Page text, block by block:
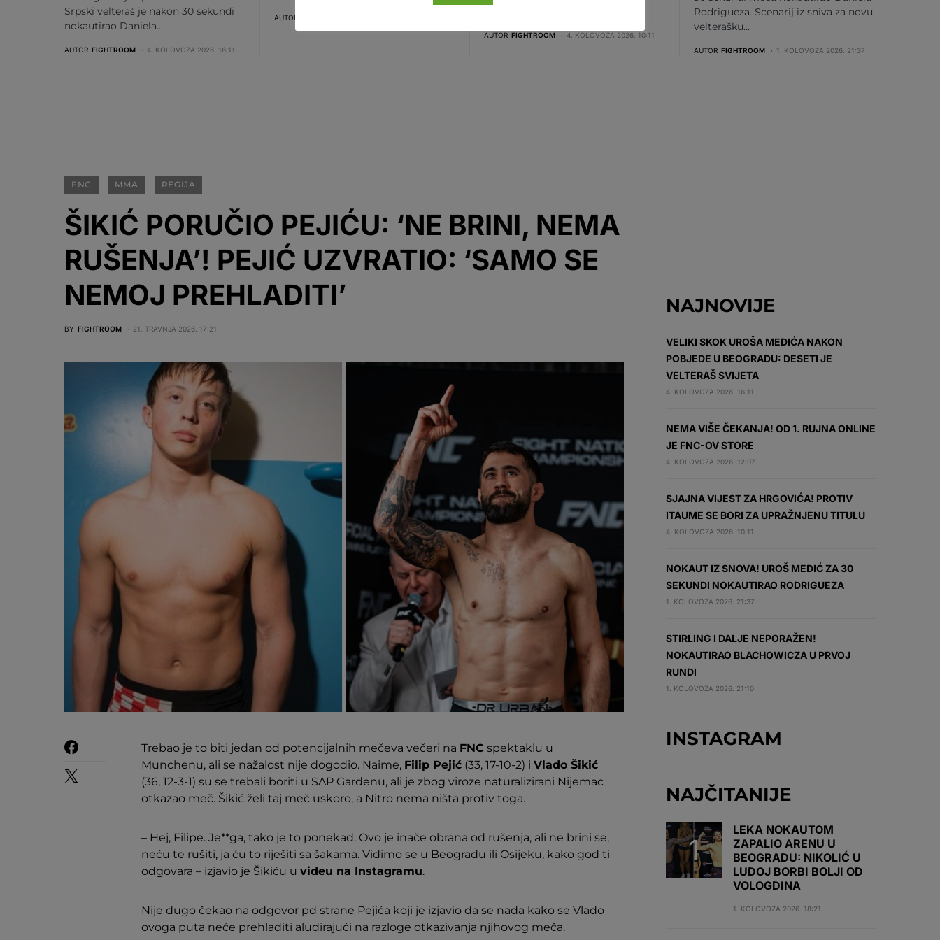
Srpski velteraš je nakon 30 sekundi
nokautirao Daniela…
AUTOR FIGHTROOM 4. KOLOVOZA 2026. 16:11
AUTOR
AUTOR FIGHTROOM 4. KOLOVOZA 2026. 10:11
Rodrigueza. Scenarij iz sniva za novu
velterašku…
AUTOR FIGHTROOM 1. KOLOVOZA 2026. 21:37
FNC MMA REGIJA
ŠIKIĆ PORUČIO PEJIĆU: ‘NE BRINI, NEMA
RUŠENJA’! PEJIĆ UZVRATIO: ‘SAMO SE
NEMOJ PREHLADITI’
BY FIGHTROOM 21. TRAVNJA 2026. 17:21
Trebao je to biti jedan od potencijalnih mečeva večeri na FNC spektaklu u
Munchenu, ali se nažalost nije dogodio. Naime, Filip Pejić (33, 17-10-2) i Vlado Šikić
(36, 12-3-1) su se trebali boriti u SAP Gardenu, ali je zbog viroze naturalizirani Nijemac
otkazao meč. Šikić želi taj meč uskoro, a Nitro nema ništa protiv toga.
– Hej, Filipe. Je**ga, tako je to ponekad. Ovo je inače obrana od rušenja, ali ne brini se,
neću te rušiti, ja ću to riješiti sa šakama. Vidimo se u Beogradu ili Osijeku, kako god ti
odgovara – izjavio je Šikiću u videu na Instagramu.
Nije dugo čekao na odgovor pd strane Pejića koji je izjavio da se nada kako se Vlado
ovoga puta neće prehladiti aludirajući na razloge otkazivanja njihovog meča.
NAJNOVIJE
VELIKI SKOK UROŠA MEDIĆA NAKON
POBJEDE U BEOGRADU: DESETI JE
VELTERAŠ SVIJETA
4. KOLOVOZA 2026. 16:11
NEMA VIŠE ČEKANJA! OD 1. RUJNA ONLINE
JE FNC-OV STORE
4. KOLOVOZA 2026. 12:07
SJAJNA VIJEST ZA HRGOVIĆA! PROTIV
ITAUME SE BORI ZA UPRAŽNJENU TITULU
4. KOLOVOZA 2026. 10:11
NOKAUT IZ SNOVA! UROŠ MEDIĆ ZA 30
SEKUNDI NOKAUTIRAO RODRIGUEZA
1. KOLOVOZA 2026. 21:37
STIRLING I DALJE NEPORAŽEN!
NOKAUTIRAO BLACHOWICZA U PRVOJ
RUNDI
1. KOLOVOZA 2026. 21:10
INSTAGRAM
NAJČITANIJE
LEKA NOKAUTOM
ZAPALIO ARENU U
BEOGRADU: NIKOLIĆ U
LUDOJ BORBI BOLJI OD
VOLOGDINA
1. KOLOVOZA 2026. 18:21